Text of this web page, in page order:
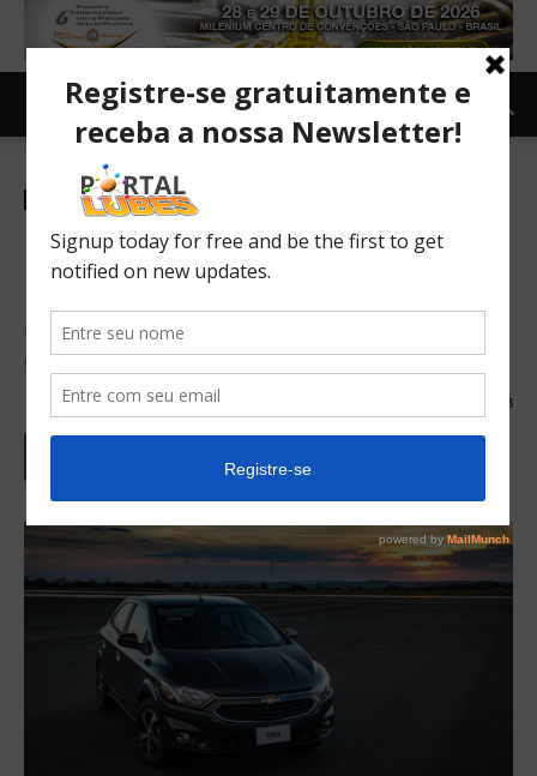
Carro e Moto Carro TOPNEWS
50 carros e comerciais leves
mais vendidos em novembro
Onix domina o mercado com mais de 10% de tudo que é
emplacado no país
04/12/2018 393